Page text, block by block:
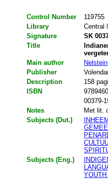
Control Number
119755
Library
Central
Signature
SK
Title
Main author
Publisher
Description
158
ISBN
00379-
Notes
Met lit.
Subjects (Dut.)
Subjects (Eng.)
YOUTH